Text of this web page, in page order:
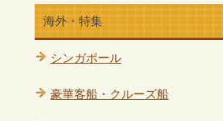
海外・特集
シンガポール
豪華客船・クルーズ船